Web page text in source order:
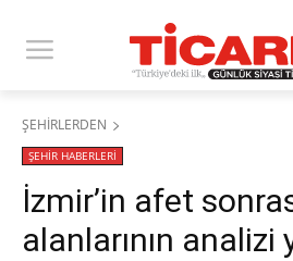
ŞEHİRLERDEN
ŞEHİR HABERLERİ
İzmir’in afet
alanlarının analizi